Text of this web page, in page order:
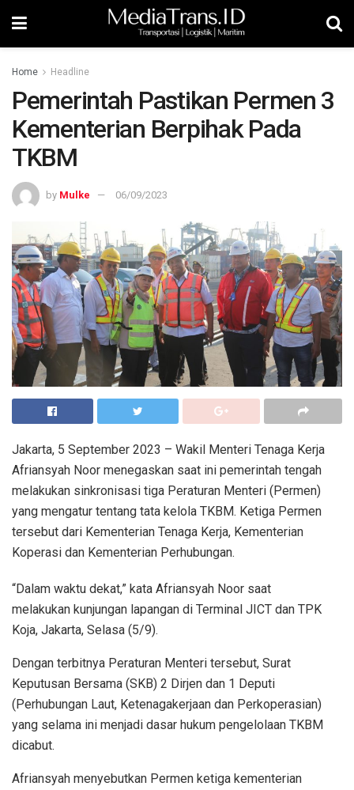
Home Headline
Pemerintah Pastikan Permen 3
Kementerian Berpihak Pada
TKBM
by Mulke 06/09/2023
Jakarta, 5 September 2023 – Wakil Menteri Tenaga Kerja
Afriansyah Noor menegaskan saat ini pemerintah tengah
melakukan sinkronisasi tiga Peraturan Menteri (Permen)
yang mengatur tentang tata kelola TKBM. Ketiga Permen
tersebut dari Kementerian Tenaga Kerja, Kementerian
Koperasi dan Kementerian Perhubungan.
“Dalam waktu dekat,” kata Afriansyah Noor saat
melakukan kunjungan lapangan di Terminal JICT dan TPK
Koja, Jakarta, Selasa (5/9).
Dengan terbitnya Peraturan Menteri tersebut, Surat
Keputusan Bersama (SKB) 2 Dirjen dan 1 Deputi
(Perhubungan Laut, Ketenagakerjaan dan Perkoperasian)
yang selama ini menjadi dasar hukum pengelolaan TKBM
dicabut.
Afriansyah menyebutkan Permen ketiga kementerian